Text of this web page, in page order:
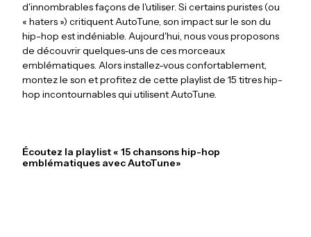
d'innombrables façons de l'utiliser. Si certains puristes (ou
« haters ») critiquent AutoTune, son impact sur le son du
hip-hop est indéniable. Aujourd'hui, nous vous proposons
de découvrir quelques-uns de ces morceaux
emblématiques. Alors installez-vous confortablement,
montez le son et profitez de cette playlist de 15 titres hip-
hop incontournables qui utilisent AutoTune.
Écoutez la playlist « 15 chansons hip-hop
emblématiques avec AutoTune»